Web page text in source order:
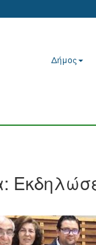
Δήμος